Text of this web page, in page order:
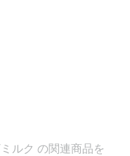
ルク の関連商品を